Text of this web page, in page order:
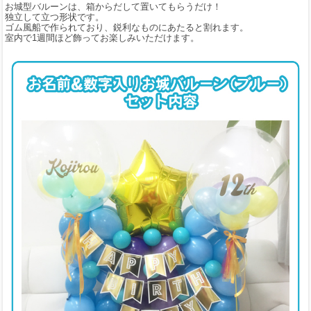
お城型バルーンは、箱からだして置いてもらうだけ！
独立して立つ形状です。
ゴム風船で作られており、鋭利なものにあたると割れます。
室内で1週間ほど飾ってお楽しみいただけます。